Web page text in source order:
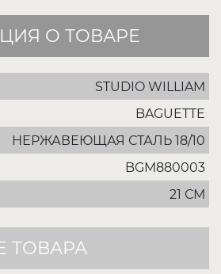
О ТОВАРЕ
STUDIO WILLIAM
BAGUETTE
НЕРЖАВЕЮЩАЯ СТАЛЬ 18/10
BGM880003
21 СМ
ТОВАРА